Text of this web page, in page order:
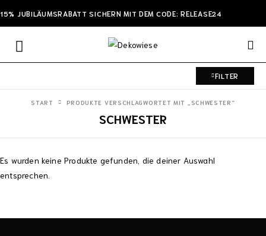
15% JUBILÄUMSRABATT SICHERN MIT DEM CODE: RELEASE24
FILTER
SCHWESTER
START PRODUKTE VERSCHLAGWORTET MIT „SCHWESTER“
Es wurden keine Produkte gefunden, die deiner Auswahl
entsprechen.